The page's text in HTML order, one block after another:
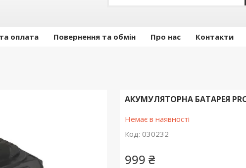
оплата Повернення та обмін Про нас Контакти
АКУМУЛЯТОРНА БАТАРЕЯ
Немає в наявності
Код: 030232
999 ₴